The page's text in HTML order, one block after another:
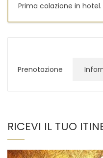
Prima colazione in hotel.
Prenotazione
RICEVI IL TUO